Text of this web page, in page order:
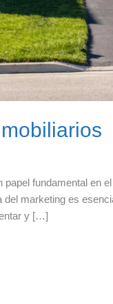
fundamental en
marketing es
y […]